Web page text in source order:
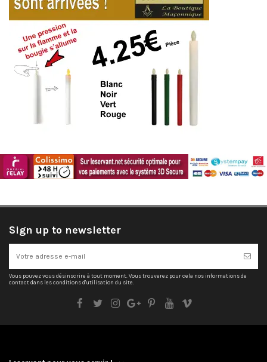
Sign up to newsletter
Vous pouvez vous désinscrire à tout moment. Vous trouverez pour cela nos informations de
contact dans les conditions d'utilisation du site.